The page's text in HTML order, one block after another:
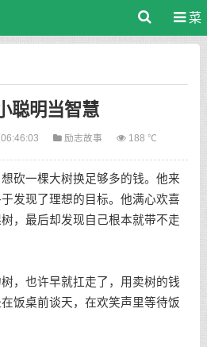
菜
聪明当智慧
励志故事 188 ℃
砍一棵大树换足够多的钱。他来
发现了理想的目标。他满心欢喜
，最后却发现自己根本就带不走
也许早就扛走了，用卖树的钱
饭桌前谈天，在欢笑声里等待饭